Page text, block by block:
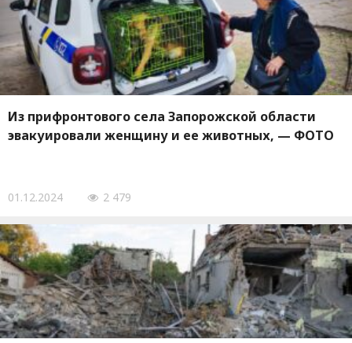
Из прифронтового села Запорожской области
эвакуировали женщину и ее животных, — ФОТО
01.12.2024 2 479